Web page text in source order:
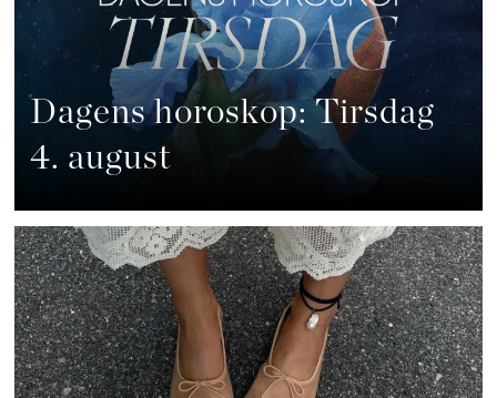
Dagens horoskop: Tirsdag
4. august